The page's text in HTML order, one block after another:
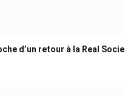
d’un retour à la Real